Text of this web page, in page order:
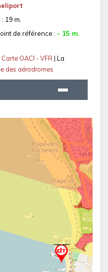
19 m.
de référence : - 15 m.
Carte OACI - VFR| La
des aérodromes